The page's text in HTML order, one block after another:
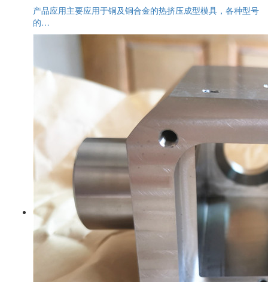
产品应用主要应用于铜及铜合金的热挤压成型模具，各种型号
的…